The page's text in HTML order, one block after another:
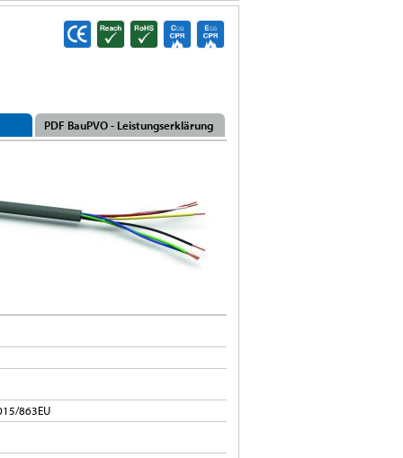
PDF BauPVO - Leistungserklärung
863EU